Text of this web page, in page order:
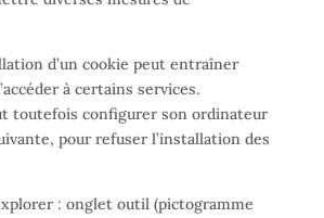
d’un cookie peut entraîner
à certains services.
toutefois configurer son ordinateur
pour refuser l’installation des
: onglet outil (pictogramme